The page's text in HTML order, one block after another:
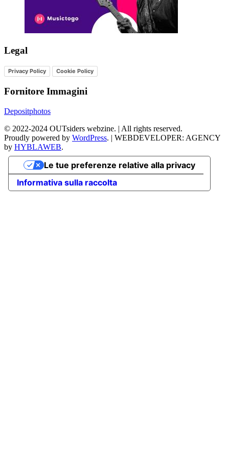
Legal
Privacy Policy Cookie Policy
Fornitore Immagini
Depositphotos
© 2022-2024 OUTsiders webzine. | All rights reserved.
Proudly powered by WordPress. | WEBDEVELOPER: AGENCY
by HYBLAWEB.
Informativa sulla raccolta
Le tue preferenze relative alla privacy